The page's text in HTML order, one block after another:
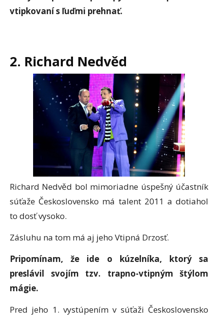
vtipkovaní s ľuďmi prehnať.
2. Richard Nedvěd
Richard Nedvěd bol mimoriadne úspešný účastník
súťaže Československo má talent 2011 a dotiahol
to dosť vysoko.
Zásluhu na tom má aj jeho Vtipná Drzosť.
Pripomínam, že ide o kúzelníka, ktorý sa
preslávil svojím tzv. trapno-vtipným štýlom
mágie.
Pred jeho 1. vystúpením v súťaži Československo